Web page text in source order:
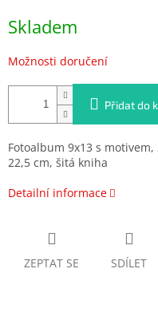
cena:
Skladem
Možnosti doručení
Přidat do
Fotoalbum 9x13 s
22,5 cm, šitá kniha
Detailní informace
ZEPTAT SE SDÍLET